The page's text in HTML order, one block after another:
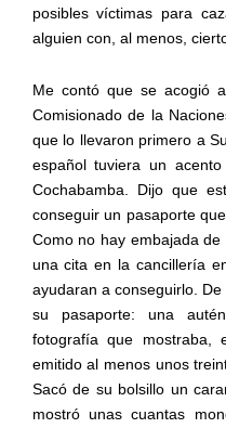
posibles víctimas para
alguien con, al menos,
Me contó que se acogió
Comisionado de la
que lo llevaron primero a
español tuviera un
Cochabamba. Dijo que
conseguir un pasaporte
Como no hay embajada
una cita en la cancillería
ayudaran a conseguirlo.
su pasaporte: una
fotografía que mostraba,
emitido al menos unos
Sacó de su bolsillo un
mostró unas cuantas